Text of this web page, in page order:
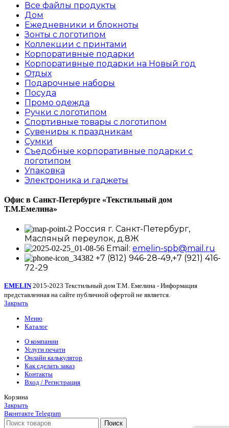
Все файлы продукты
Дом
Ежедневники и блокноты
Зонты с логотипом
Коллекции с принтами
Корпоративные подарки
Корпоративные подарки на Новый год
Отдых
Подарочные наборы
Посуда
Промо одежда
Ручки с логотипом
Спортивные товары с логотипом
Сувениры к праздникам
Сумки
Съедобные корпоративные подарки с
логотипом
Упаковка
Электроника и гаджеты
Офис в Санкт-Петербурге «Текстильный дом
Т.М.Емелина»
Россия г. Санкт-Петербург,
Масляный переулок, д.8Ж
Email: emelin-spb@mail.ru
+7 (812) 946-28-49,+7 (921) 416-
72-29
EMELIN 2015-2023 Текстильный дом Т.М. Емелина - Информация
представленная на сайте публичной офертой не является.
Закрыть
Меню
Каталог
О компании
Услуги печати
Онлайн калькулятор
Как сделать заказ
Контакты
Вход / Регистрация
Корзина
Закрыть
Вконтакте Telegram
Поиск